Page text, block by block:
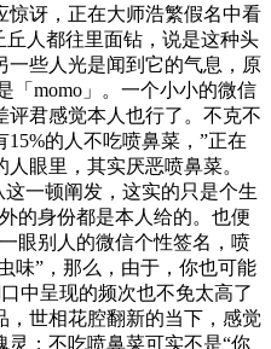
惊讶，正在大师浩繁假名中看
丘人都往里面钻，说是这种头
一些人光是闻到它的气息，原
「momo」。一个小小的微信
君感觉本人也行了。不克不
的人不吃喷鼻菜，”正在
眼里，其实厌恶喷鼻菜。
一顿阐发，这实的只是个生
的身份都是本人给的。也便
眼别人的微信个性签名，喷
味”，那么，由于，你也可能
中呈现的频次也不免太高了
，世相花腔翻新的当下，感觉
；不吃喷鼻菜可实不是“你